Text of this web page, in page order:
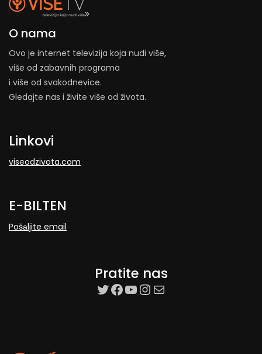
O nama
Ovo je internet televizija koja nudi više,
više od zabavnih programa
i više od svakodnevice.
Gledajte nas i živite više od života.
Linkovi
viseodzivota.com
E-BILTEN
Pošаljite email
Pratite nas
target=”_blank”
Facebook
YouTube
Instagram
Mail